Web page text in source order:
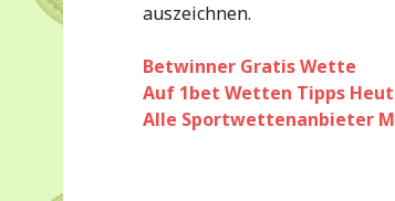
auszeichnen.
Betwinner Gratis Wette
Auf 1bet Wetten Tipps
Alle Sportwettenanbieter